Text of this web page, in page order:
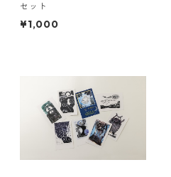
セット
¥1,000